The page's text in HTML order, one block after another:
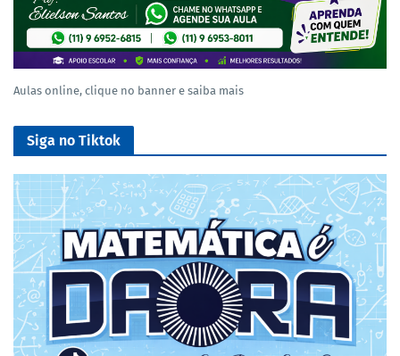
Aulas online, clique no banner e saiba mais
Siga no Tiktok